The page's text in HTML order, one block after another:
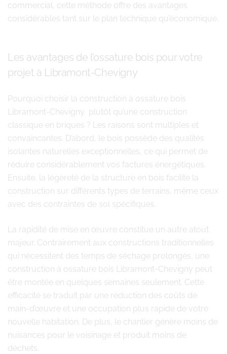
commercial, cette méthode offre des avantages
considérables tant sur le plan technique qu’économique.
Les avantages de l’ossature bois pour votre
projet à Libramont-Chevigny
Pourquoi choisir la construction à ossature bois
Libramont-Chevigny plutôt qu’une construction
classique en briques ? Les raisons sont multiples et
convaincantes. D’abord, le bois possède des qualités
isolantes naturelles exceptionnelles, ce qui permet de
réduire considérablement vos factures énergétiques.
Ensuite, la légèreté de la structure en bois facilite la
construction sur différents types de terrains, même ceux
avec des contraintes de sol spécifiques.
La rapidité de mise en œuvre constitue un autre atout
majeur. Contrairement aux constructions traditionnelles
qui nécessitent des temps de séchage prolongés, une
construction à ossature bois Libramont-Chevigny peut
être montée en quelques semaines seulement. Cette
efficacité se traduit par une réduction des coûts de
main-d’œuvre et une occupation plus rapide de votre
nouvelle habitation. De plus, le chantier génère moins de
nuisances pour le voisinage et produit moins de
déchets.